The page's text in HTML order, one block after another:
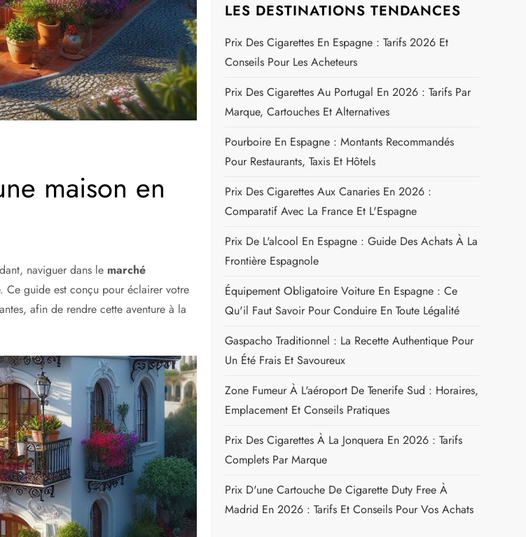
maison en
naviguer dans le marché
Ce guide est conçu pour éclairer votre
afin de rendre cette aventure à la
LES DESTINATIONS TENDANCES
Prix Des Cigarettes En Espagne : Tarifs 2026 Et
Conseils Pour Les Acheteurs
Prix Des Cigarettes Au Portugal En 2026 : Tarifs Par
Marque, Cartouches Et Alternatives
Pourboire En Espagne : Montants Recommandés
Pour Restaurants, Taxis Et Hôtels
Prix Des Cigarettes Aux Canaries En 2026 :
Comparatif Avec La France Et L'Espagne
Prix De L'alcool En Espagne : Guide Des Achats À La
Frontière Espagnole
Équipement Obligatoire Voiture En Espagne : Ce
Qu'il Faut Savoir Pour Conduire En Toute Légalité
Gaspacho Traditionnel : La Recette Authentique Pour
Un Été Frais Et Savoureux
Zone Fumeur À L'aéroport De Tenerife Sud : Horaires,
Emplacement Et Conseils Pratiques
Prix Des Cigarettes À La Jonquera En 2026 : Tarifs
Complets Par Marque
Prix D'une Cartouche De Cigarette Duty Free À
Madrid En 2026 : Tarifs Et Conseils Pour Vos Achats